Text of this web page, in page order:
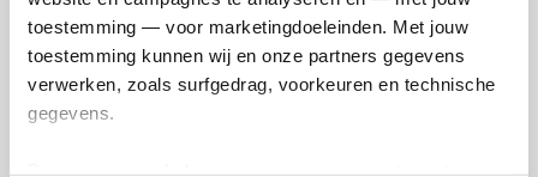
toestemming — voor marketingdoeleinden. Met jouw
toestemming kunnen wij en onze partners gegevens
verwerken, zoals surfgedrag, voorkeuren en technische
gegevens.